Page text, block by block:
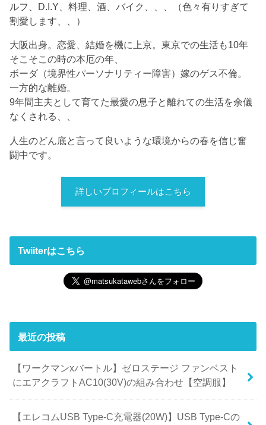
ルフ、D.I.Y、料理、酒、バイク、、、（色々有りすぎて
割愛します、、）
大阪出身。恋愛、結婚を機に上京。東京での生活も10年
そこそこの時の本厄の年、
ボーダ（境界性パーソナリティー障害）嫁のゲス不倫。
一方的な離婚。
9年間主夫として育てた最愛の息子と離れての生活を余儀
なくされる、、
人生のどん底と言って良いような環境からの春を信じ奮
闘中です。
詳しいプロフィールはこちら
Twiiterはこちら
最近の投稿
【ワークマンxバートル】ゼロステージ ファンベスト
にエアクラフトAC10(30V)の組み合わせ【空調服】
【エレコムUSB Type-C充電器(20W)】USB Type-Cの